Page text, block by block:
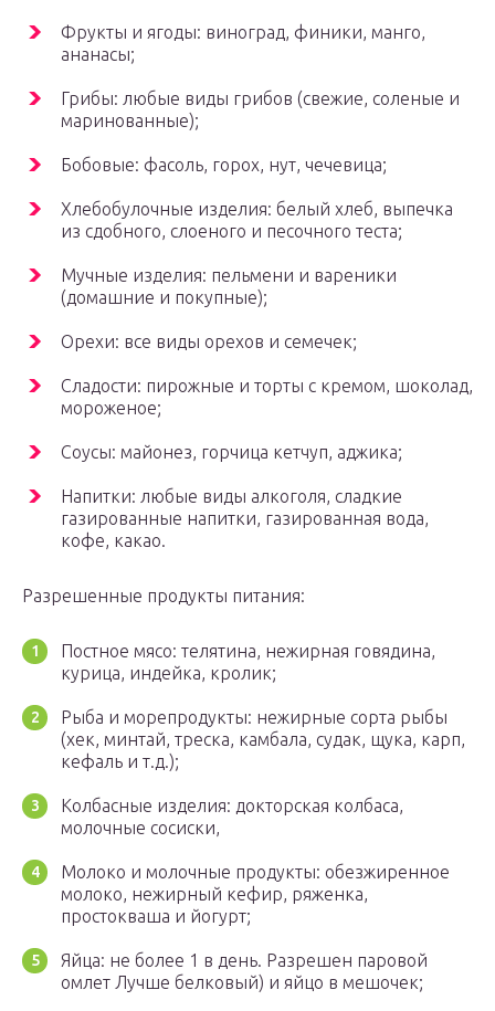
Фрукты и ягоды: виноград, финики, манго,
ананасы;
Грибы: любые виды грибов (свежие, соленые и
маринованные);
Бобовые: фасоль, горох, нут, чечевица;
Хлебобулочные изделия: белый хлеб, выпечка
из сдобного, слоеного и песочного теста;
Мучные изделия: пельмени и вареники
(домашние и покупные);
Орехи: все виды орехов и семечек;
Сладости: пирожные и торты с кремом, шоколад,
мороженое;
Соусы: майонез, горчица кетчуп, аджика;
Напитки: любые виды алкоголя, сладкие
газированные напитки, газированная вода,
кофе, какао.
Разрешенные продукты питания:
Постное мясо: телятина, нежирная говядина,
курица, индейка, кролик;
Рыба и морепродукты: нежирные сорта рыбы
(хек, минтай, треска, камбала, судак, щука, карп,
кефаль и т.д.);
Колбасные изделия: докторская колбаса,
молочные сосиски,
Молоко и молочные продукты: обезжиренное
молоко, нежирный кефир, ряженка,
простокваша и йогурт;
Яйца: не более 1 в день. Разрешен паровой
омлет Лучше белковый) и яйцо в мешочек;